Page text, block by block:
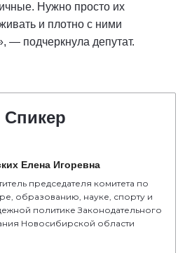
Нужно просто их
и плотно с ними
— подчеркнула депутат.
Спикер
Елена Игоревна
председателя комитета по
образованию, науке, спорту и
политике Законодательного
Новосибирской области